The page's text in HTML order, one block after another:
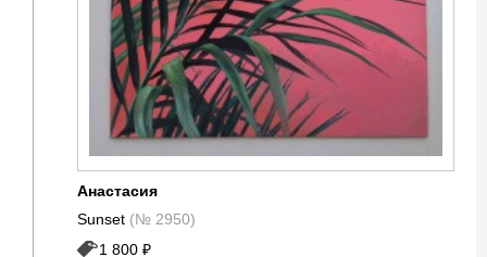
Анастасия
Sunset (№ 2950)
1 800 ₽